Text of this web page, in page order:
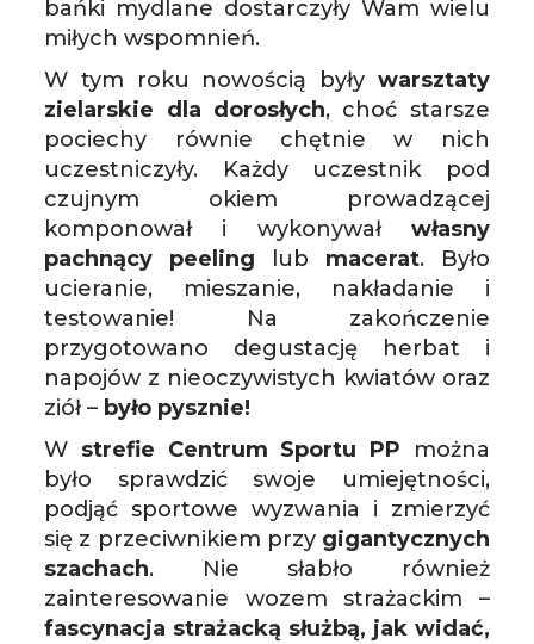
bańki mydlane dostarczyły Wam wielu
miłych wspomnień.
W tym roku nowością były warsztaty
zielarskie dla dorosłych, choć starsze
pociechy równie chętnie w nich
uczestniczyły. Każdy uczestnik pod
czujnym okiem prowadzącej
komponował i wykonywał własny
pachnący peeling lub macerat. Było
ucieranie, mieszanie, nakładanie i
testowanie! Na zakończenie
przygotowano degustację herbat i
napojów z nieoczywistych kwiatów oraz
ziół – było pysznie!
W strefie Centrum Sportu PP można
było sprawdzić swoje umiejętności,
podjąć sportowe wyzwania i zmierzyć
się z przeciwnikiem przy gigantycznych
szachach. Nie słabło również
zainteresowanie wozem strażackim –
fascynacja strażacką służbą, jak widać,